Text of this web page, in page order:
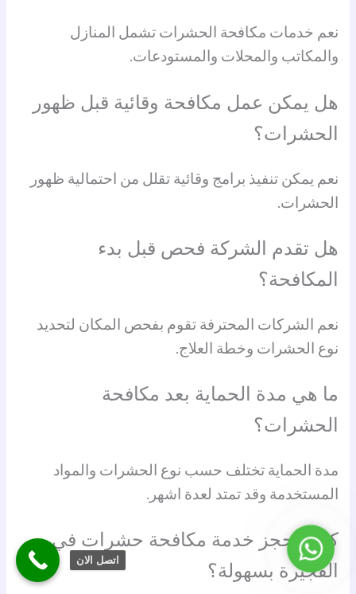
نعم خدمات مكافحة الحشرات تشمل المنازل
والمكاتب والمحلات والمستودعات.
هل يمكن عمل مكافحة وقائية قبل ظهور
الحشرات؟
نعم يمكن تنفيذ برامج وقائية تقلل من احتمالية ظهور
الحشرات.
هل تقدم الشركة فحص قبل بدء
المكافحة؟
نعم الشركات المحترفة تقوم بفحص المكان لتحديد
نوع الحشرات وخطة العلاج.
ما هي مدة الحماية بعد مكافحة
الحشرات؟
مدة الحماية تختلف حسب نوع الحشرات والمواد
المستخدمة وقد تمتد لعدة اشهر.
كيف احجز خدمة مكافحة حشرات في
الفجيرة بسهولة؟
اتصل الان
واتساب